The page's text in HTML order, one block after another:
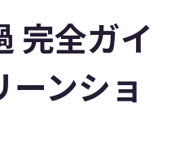
完全ガイ
ーンショ